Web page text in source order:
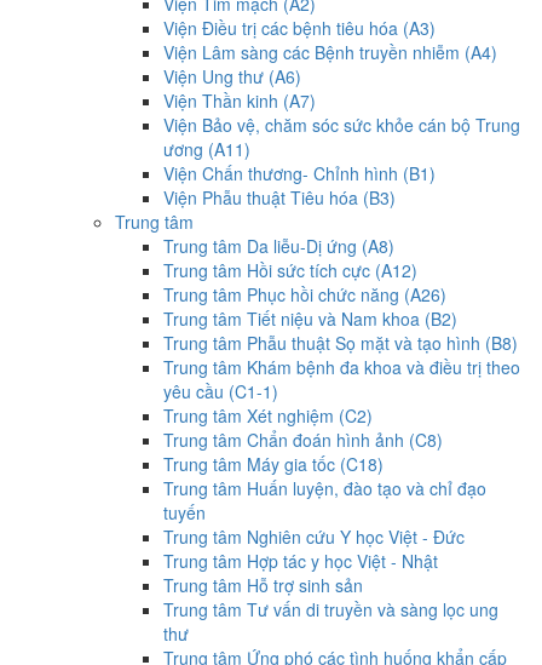
Viện Điều trị các bệnh tiêu hóa (A3)
Viện Lâm sàng các Bệnh truyền nhiễm (A4)
Viện Ung thư (A6)
Viện Thần kinh (A7)
Viện Bảo vệ, chăm sóc sức khỏe cán bộ Trung
ương (A11)
Viện Chấn thương- Chỉnh hình (B1)
Viện Phẫu thuật Tiêu hóa (B3)
Trung tâm
Trung tâm Da liễu-Dị ứng (A8)
Trung tâm Hồi sức tích cực (A12)
Trung tâm Phục hồi chức năng (A26)
Trung tâm Tiết niệu và Nam khoa (B2)
Trung tâm Phẫu thuật Sọ mặt và tạo hình (B8)
Trung tâm Khám bệnh đa khoa và điều trị theo
yêu cầu (C1-1)
Trung tâm Xét nghiệm (C2)
Trung tâm Chẩn đoán hình ảnh (C8)
Trung tâm Máy gia tốc (C18)
Trung tâm Huấn luyện, đào tạo và chỉ đạo
tuyến
Trung tâm Nghiên cứu Y học Việt - Đức
Trung tâm Hợp tác y học Việt - Nhật
Trung tâm Hỗ trợ sinh sản
Trung tâm Tư vấn di truyền và sàng lọc ung
thư
Trung tâm Ứng phó các tình huống khẩn cấp